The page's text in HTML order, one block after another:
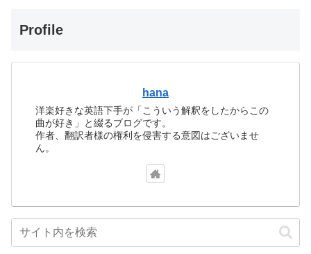
Profile
hana
洋楽好きな英語下手が「こういう解釈をしたからこの
曲が好き」と綴るブログです。
作者、翻訳者様の権利を侵害する意図はございませ
ん。